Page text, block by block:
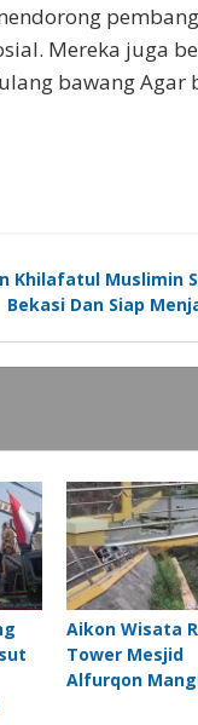
Mereka juga
bawang Agar
Khilafatul Muslimin
Bekasi Dan Siap
Aikon Wisata
Tower Mesjid
Alfurqon